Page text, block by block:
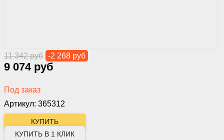
11 342 руб -2 268 руб
9 074 руб
Под заказ
Артикул: 365312
КУПИТЬ В 1 КЛИК